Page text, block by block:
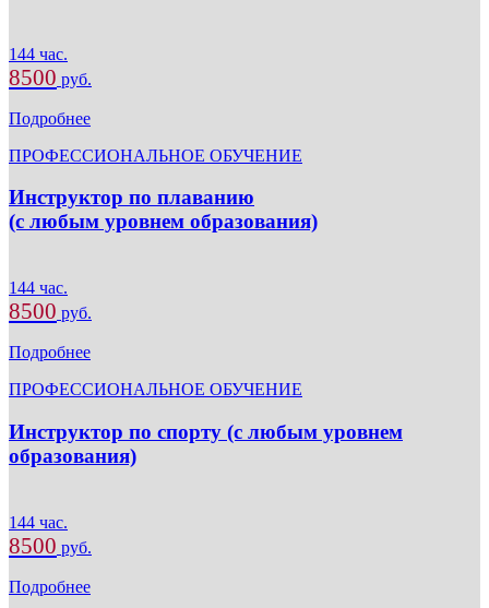
144 час.
8500 руб.
Подробнее
ПРОФЕССИОНАЛЬНОЕ ОБУЧЕНИЕ
Инструктор по плаванию
(с любым уровнем образования)
144 час.
8500 руб.
Подробнее
ПРОФЕССИОНАЛЬНОЕ ОБУЧЕНИЕ
Инструктор по спорту (с любым уровнем
образования)
144 час.
8500 руб.
Подробнее